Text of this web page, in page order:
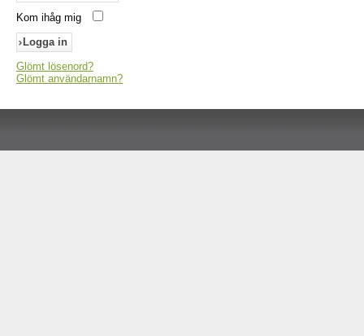
Kom ihåg mig
Glömt lösenord?
Glömt användarnamn?